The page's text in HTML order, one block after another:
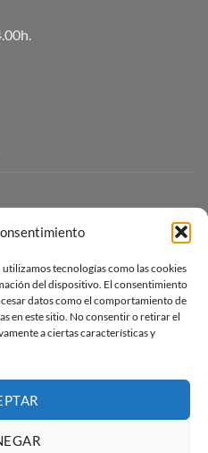
tecnologías como las cookies
del dispositivo. El consentimiento
datos como el comportamiento de
en este sitio. No consentir o retirar el
a ciertas características y